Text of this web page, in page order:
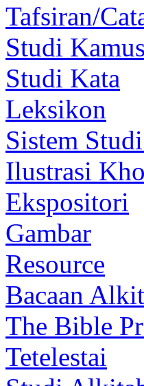
Tafsiran/
Studi Kamus
Studi Kata
Leksikon
Sistem
Ilustrasi
Ekspositori
Gambar
Resource
Bacaan
The Bible
Tetelestai